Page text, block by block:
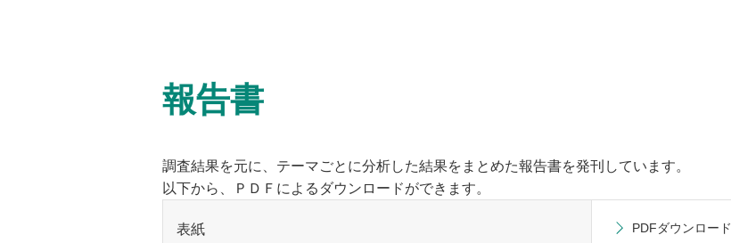
報告書
調査結果を元に、テーマごとに分析した結果をまとめた報告書を発刊しています。
以下から、ＰＤＦによるダウンロードができます。
表紙 PDFダウンロード